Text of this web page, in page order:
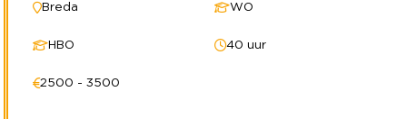
Breda WO
HBO 40 uur
2500 - 3500